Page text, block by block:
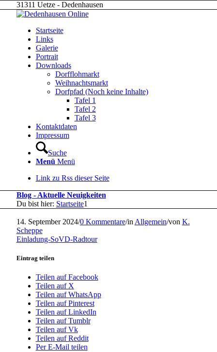
31311 Uetze - Dedenhausen
Startseite
Links
Galerie
Portrait
Downloads
Dorfflohmarkt
Weihnachtsmarkt
Dorfpfad (Noch keine Inhalte)
Tafel 1
Tafel 2
Tafel 3
Kontaktdaten
Impressum
Suche
Menü Menü
Link zu Rss dieser Seite
Blog - Aktuelle Neuigkeiten
Du bist hier: Startseite1
14. September 2024/0 Kommentare/in Allgemein/von K.
Scheppe
Einladung-SoVD-Radtour
Eintrag teilen
Teilen auf Facebook
Teilen auf X
Teilen auf WhatsApp
Teilen auf Pinterest
Teilen auf LinkedIn
Teilen auf Tumblr
Teilen auf Vk
Teilen auf Reddit
Per E-Mail teilen